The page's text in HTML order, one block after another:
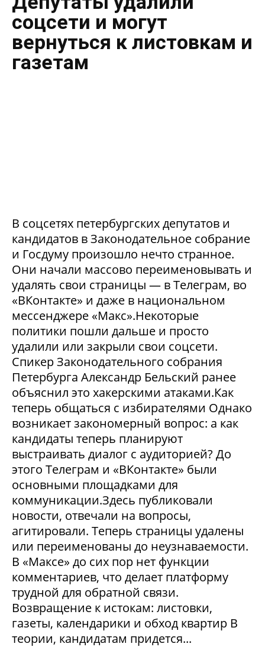
соцсети и могут
вернуться к листовкам и
газетам
В соцсетях петербургских депутатов и
кандидатов в Законодательное собрание
и Госдуму произошло нечто странное.
Они начали массово переименовывать и
удалять свои страницы — в Телеграм, во
«ВКонтакте» и даже в национальном
мессенджере «Макс».Некоторые
политики пошли дальше и просто
удалили или закрыли свои соцсети.
Спикер Законодательного собрания
Петербурга Александр Бельский ранее
объяснил это хакерскими атаками.Как
теперь общаться с избирателями Однако
возникает закономерный вопрос: а как
кандидаты теперь планируют
выстраивать диалог с аудиторией? До
этого Телеграм и «ВКонтакте» были
основными площадками для
коммуникации.Здесь публиковали
новости, отвечали на вопросы,
агитировали. Теперь страницы удалены
или переименованы до неузнаваемости.
В «Максе» до сих пор нет функции
комментариев, что делает платформу
трудной для обратной связи.
Возвращение к истокам: листовки,
газеты, календарики и обход квартир В
теории, кандидатам придется...